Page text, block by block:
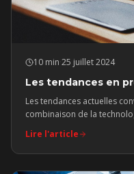
10 min 25 juillet 2024
Les tendances en
Les tendances actuelles
combinaison de la
Lire l'article